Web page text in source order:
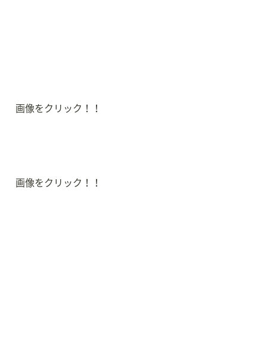
画像をクリック！！
画像をクリック！！